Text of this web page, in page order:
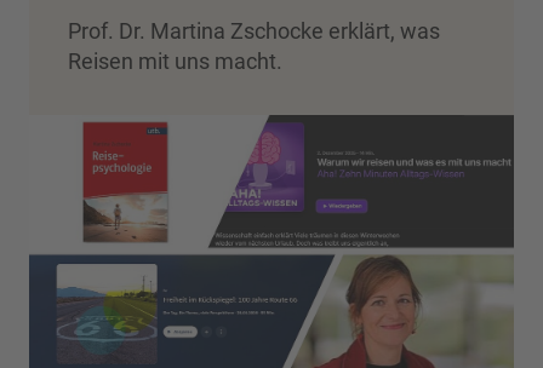
Prof. Dr. Martina Zschocke erklärt, was
Reisen mit uns macht.